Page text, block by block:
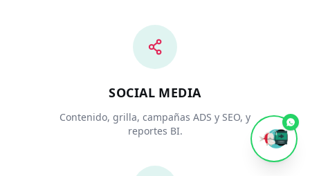
SOCIAL MEDIA
Contenido, grilla, campañas ADS y SEO, y
reportes BI.